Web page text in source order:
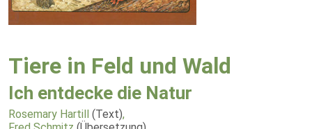
Tiere in Feld und Wald
Ich entdecke die Natur
Rosemary Hartill (Text),